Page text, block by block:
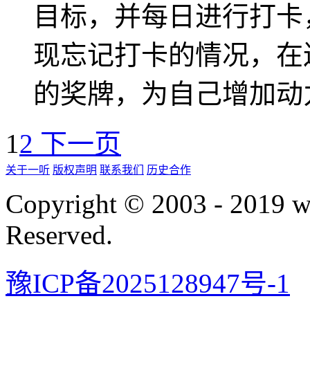
目标，并每日进行打
现忘记打卡的情况，
的奖牌，为自己增加
12 下一页
关于一听 版权声明 联系我们 历史合作
Copyright © 2003 - 2019
Reserved.
豫ICP备2025128947号-1